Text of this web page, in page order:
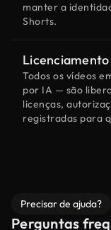
manter a
Shorts.
Todos os vídeos
por IA — são
licenças,
registradas para
Precisar de ajuda?
Perguntas